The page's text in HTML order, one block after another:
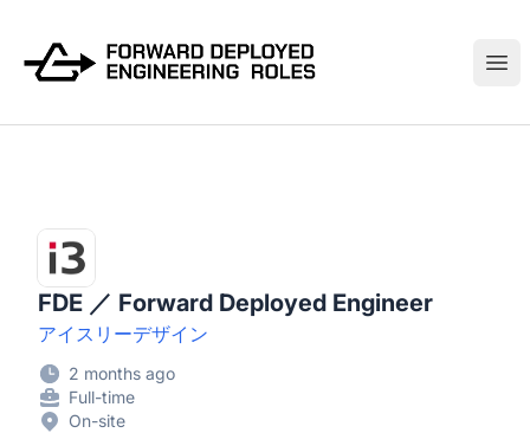
FDE ／ Forward Deployed Engineer
アイスリーデザイン
2 months ago
Full-time
On-site